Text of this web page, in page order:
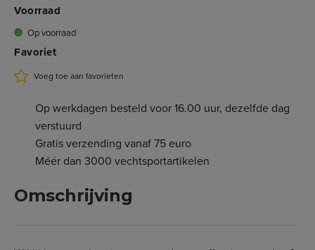
Voorraad
Op voorraad
Favoriet
Voeg toe aan favorieten
Op werkdagen besteld voor 16.00 uur, dezelfde dag
verstuurd
Gratis verzending vanaf 75 euro
Méér dan 3000 vechtsportartikelen
Omschrijving